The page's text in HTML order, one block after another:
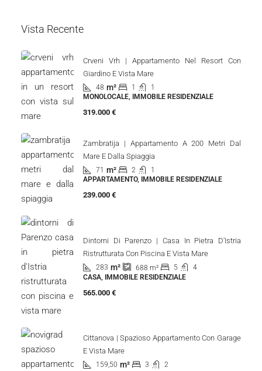
Vista Recente
Crveni Vrh | Appartamento Nel Resort Con
Giardino E Vista Mare
48 m² 1
1
MONOLOCALE, IMMOBILE RESIDENZIALE
319.000 €
Zambratija | Appartamento A 200 Metri Dal
Mare E Dalla Spiaggia
71 m² 2
1
APPARTAMENTO, IMMOBILE RESIDENZIALE
239.000 €
Dintorni Di Parenzo | Casa In Pietra D'Istria
Ristrutturata Con Piscina E Vista Mare
283 m² 688 m² 5
4
CASA, IMMOBILE RESIDENZIALE
565.000 €
Cittanova | Spazioso Appartamento Con Garage
E Vista Mare
159,50 m² 3
2